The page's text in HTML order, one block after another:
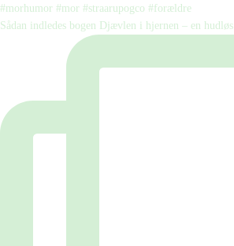
Sådan indledes bogen Djævlen i hjernen – en hudløs